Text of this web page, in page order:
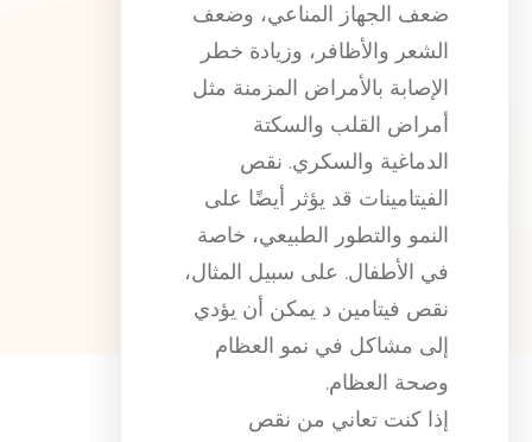
ضعف الجهاز المناعي، وضعف
الشعر والأظافر، وزيادة خطر
الإصابة بالأمراض المزمنة مثل
أمراض القلب والسكتة
الدماغية والسكري. نقص
الفيتامينات قد يؤثر أيضًا على
النمو والتطور الطبيعي، خاصة
في الأطفال. على سبيل المثال،
نقص فيتامين د يمكن أن يؤدي
إلى مشاكل في نمو العظام
وصحة العظام.
إذا كنت تعاني من نقص